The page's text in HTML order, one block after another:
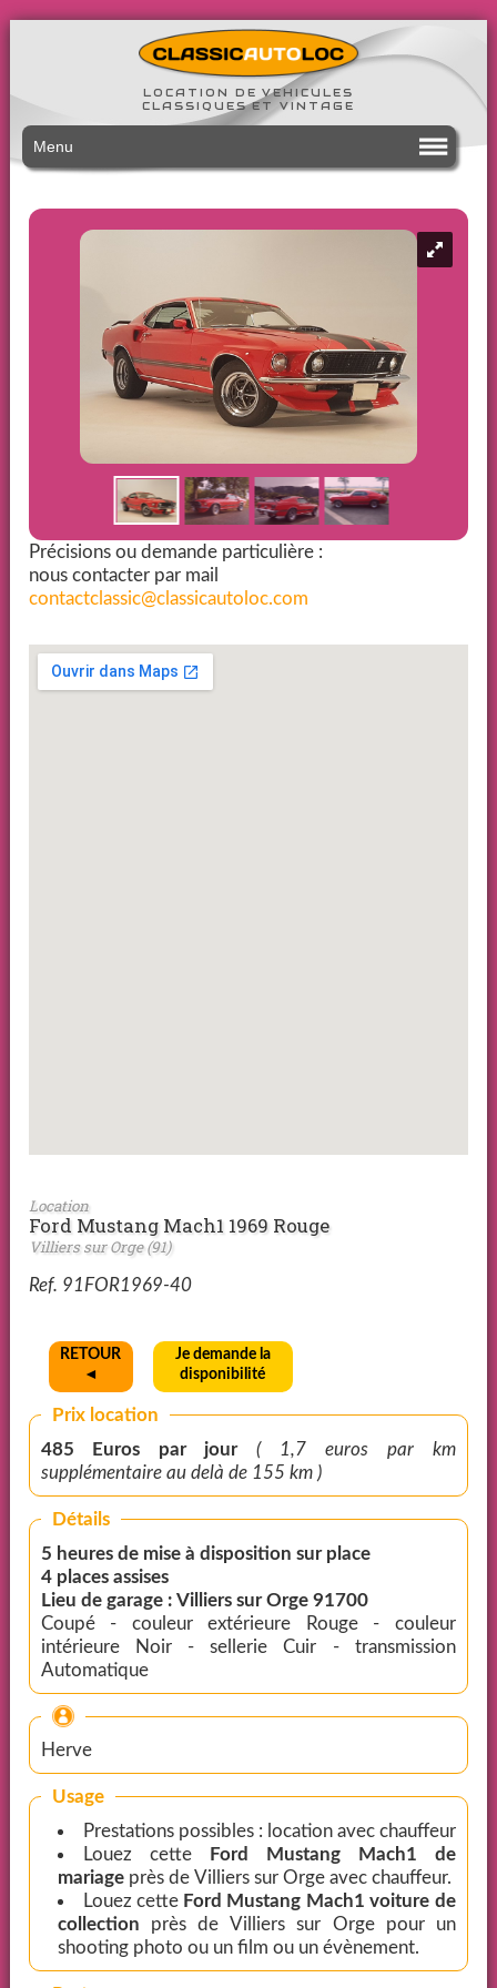
LOCATION DE VEHICULES
CLASSIQUES ET VINTAGE
Menu
Précisions ou demande particulière :
nous contacter par mail
contactclassic@classicautoloc.com
Location
Ford Mustang Mach1 1969 Rouge
Villiers sur Orge (91)
Ref. 91FOR1969-40
RETOUR
◄
Je demande la
disponibilité
Prix location
485 Euros par jour ( 1,7 euros par km
supplémentaire au delà de 155 km )
Détails
5 heures de mise à disposition sur place
4 places assises
Lieu de garage : Villiers sur Orge 91700
Coupé - couleur extérieure Rouge - couleur
intérieure Noir - sellerie Cuir - transmission
Automatique
Herve
Usage
Prestations possibles : location avec chauffeur
Louez cette
Ford Mustang Mach1 de
mariage près de Villiers sur Orge avec chauffeur.
Louez cette Ford Mustang Mach1 voiture de
collection près de Villiers sur Orge pour un
shooting photo ou un film ou un évènement.